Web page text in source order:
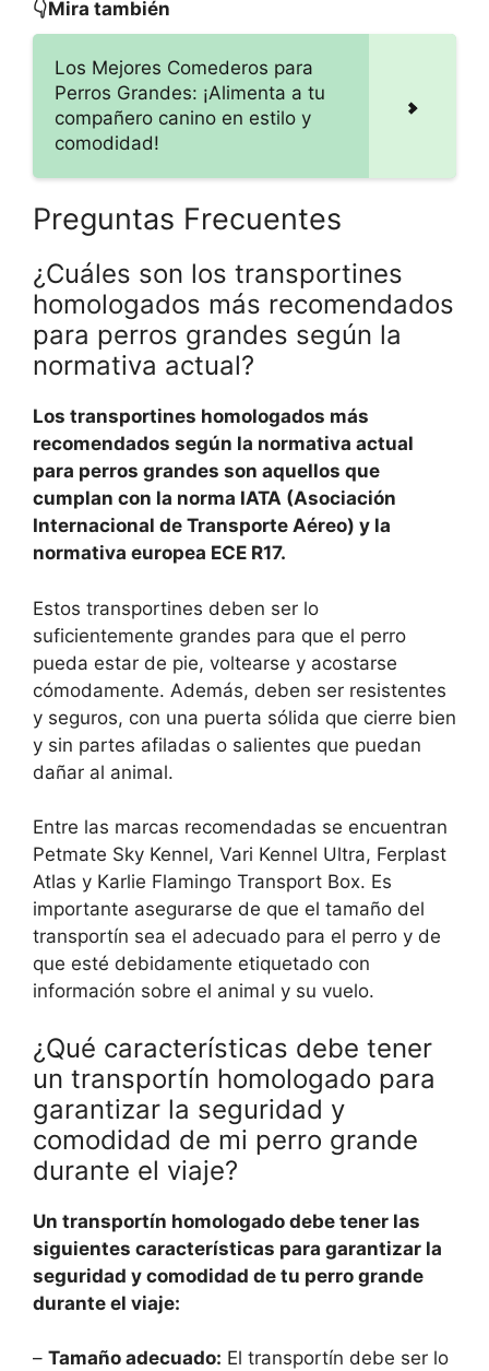
👇Mira también
Los Mejores Comederos para
Perros Grandes: ¡Alimenta a tu
compañero canino en estilo y
comodidad!
Preguntas Frecuentes
¿Cuáles son los transportines
homologados más recomendados
para perros grandes según la
normativa actual?
Los transportines homologados más
recomendados según la normativa actual
para perros grandes son aquellos que
cumplan con la norma IATA (Asociación
Internacional de Transporte Aéreo) y la
normativa europea ECE R17.
Estos transportines deben ser lo
suficientemente grandes para que el perro
pueda estar de pie, voltearse y acostarse
cómodamente. Además, deben ser resistentes
y seguros, con una puerta sólida que cierre bien
y sin partes afiladas o salientes que puedan
dañar al animal.
Entre las marcas recomendadas se encuentran
Petmate Sky Kennel, Vari Kennel Ultra, Ferplast
Atlas y Karlie Flamingo Transport Box. Es
importante asegurarse de que el tamaño del
transportín sea el adecuado para el perro y de
que esté debidamente etiquetado con
información sobre el animal y su vuelo.
¿Qué características debe tener
un transportín homologado para
garantizar la seguridad y
comodidad de mi perro grande
durante el viaje?
Un transportín homologado debe tener las
siguientes características para garantizar la
seguridad y comodidad de tu perro grande
durante el viaje:
– Tamaño adecuado: El transportín debe ser lo